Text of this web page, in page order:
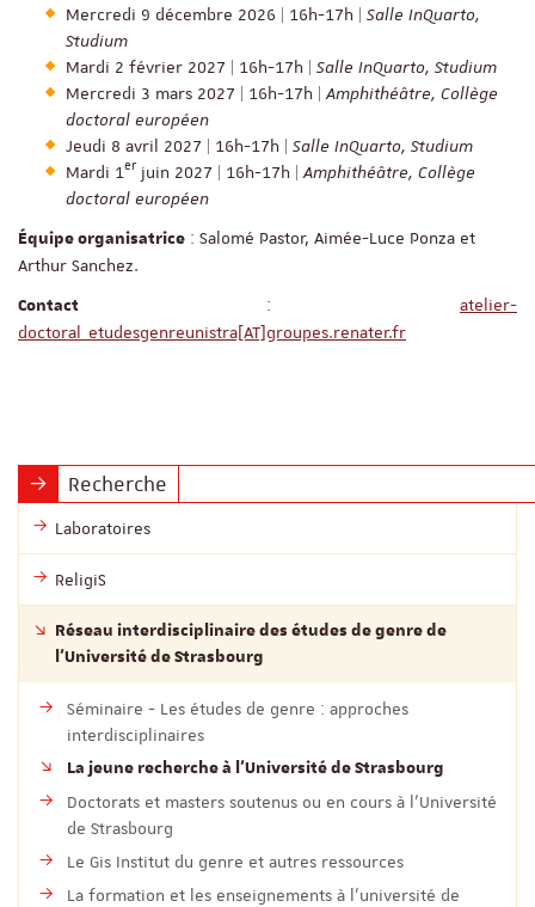
Mercredi 9 décembre 2026 | 16h-17h | Salle InQuarto,
Studium
Mardi 2 février 2027 | 16h-17h | Salle InQuarto, Studium
Mercredi 3 mars 2027 | 16h-17h |Amphithéâtre, Collège
doctoral européen
Jeudi 8 avril 2027 | 16h-17h | Salle InQuarto, Studium
Mardi 1er juin 2027 | 16h-17h |Amphithéâtre, Collège
doctoral européen
Équipe organisatrice : Salomé Pastor, Aimée-Luce Ponza et
Arthur Sanchez.
Contact : atelier-
doctoral_etudesgenreunistra[AT]groupes.renater.fr
Recherche
Laboratoires
ReligiS
Réseau interdisciplinaire des études de genre de
l’Université de Strasbourg
Séminaire - Les études de genre : approches
interdisciplinaires
La jeune recherche à l’Université de Strasbourg
Doctorats et masters soutenus ou en cours à l’Université
de Strasbourg
Le Gis Institut du genre et autres ressources
La formation et les enseignements à l’université de